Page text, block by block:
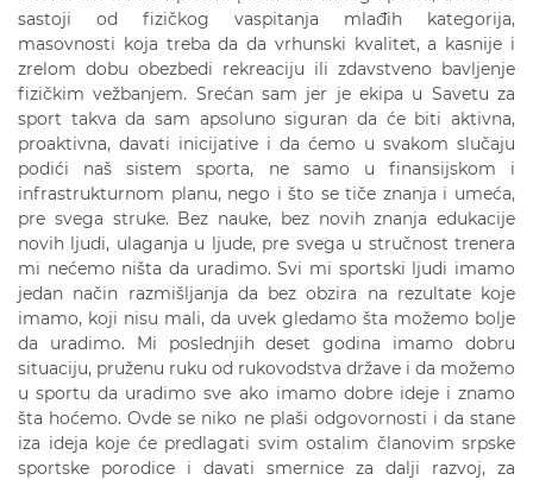
sastoji od fizičkog vaspitanja mlađih kategorija,
masovnosti koja treba da da vrhunski kvalitet, a kasnije i
zrelom dobu obezbedi rekreaciju ili zdavstveno bavljenje
fizičkim vežbanjem. Srećan sam jer je ekipa u Savetu za
sport takva da sam apsoluno siguran da će biti aktivna,
proaktivna, davati inicijative i da ćemo u svakom slučaju
podići naš sistem sporta, ne samo u finansijskom i
infrastrukturnom planu, nego i što se tiče znanja i umeća,
pre svega struke. Bez nauke, bez novih znanja edukacije
novih ljudi, ulaganja u ljude, pre svega u stručnost trenera
mi nećemo ništa da uradimo. Svi mi sportski ljudi imamo
jedan način razmišljanja da bez obzira na rezultate koje
imamo, koji nisu mali, da uvek gledamo šta možemo bolje
da uradimo. Mi poslednjih deset godina imamo dobru
situaciju, pruženu ruku od rukovodstva države i da možemo
u sportu da uradimo sve ako imamo dobre ideje i znamo
šta hoćemo. Ovde se niko ne plaši odgovornosti i da stane
iza ideja koje će predlagati svim ostalim članovim srpske
sportske porodice i davati smernice za dalji razvoj, za